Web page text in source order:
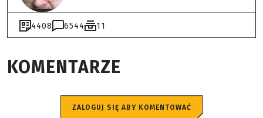
4408 6544 11
KOMENTARZE
ZALOGUJ SIĘ ABY KOMENTOWAĆ